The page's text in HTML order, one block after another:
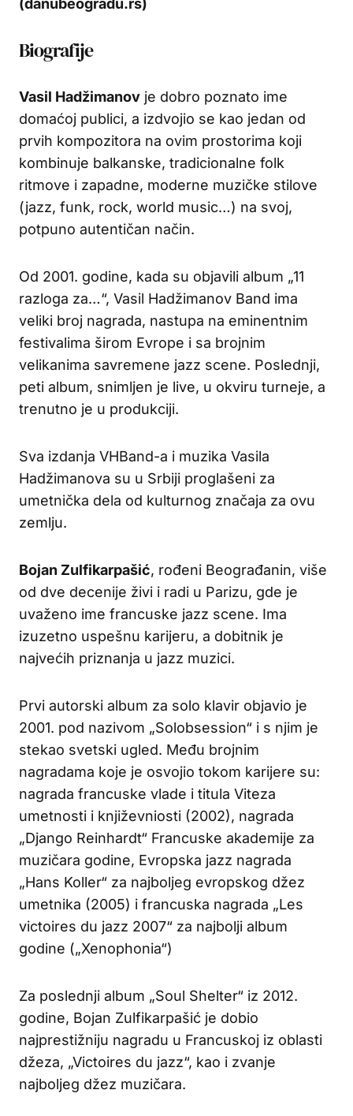
(danubeogradu.rs)
Biografije
Vasil Hadžimanov je dobro poznato ime
domaćoj publici, a izdvojio se kao jedan od
prvih kompozitora na ovim prostorima koji
kombinuje balkanske, tradicionalne folk
ritmove i zapadne, moderne muzičke stilove
(jazz, funk, rock, world music…) na svoj,
potpuno autentičan način.
Od 2001. godine, kada su objavili album „11
razloga za…“, Vasil Hadžimanov Band ima
veliki broj nagrada, nastupa na eminentnim
festivalima širom Evrope i sa brojnim
velikanima savremene jazz scene. Poslednji,
peti album, snimljen je live, u okviru turneje, a
trenutno je u produkciji.
Sva izdanja VHBand-a i muzika Vasila
Hadžimanova su u Srbiji proglašeni za
umetnička dela od kulturnog značaja za ovu
zemlju.
Bojan Zulfikarpašić, rođeni Beograđanin, više
od dve decenije živi i radi u Parizu, gde je
uvaženo ime francuske jazz scene. Ima
izuzetno uspešnu karijeru, a dobitnik je
najvećih priznanja u jazz muzici.
Prvi autorski album za solo klavir objavio je
2001. pod nazivom „Solobsession“ i s njim je
stekao svetski ugled. Među brojnim
nagradama koje je osvojio tokom karijere su:
nagrada francuske vlade i titula Viteza
umetnosti i književniosti (2002), nagrada
„Django Reinhardt“ Francuske akademije za
muzičara godine, Evropska jazz nagrada
„Hans Koller“ za najboljeg evropskog džez
umetnika (2005) i francuska nagrada „Les
victoires du jazz 2007“ za najbolji album
godine („Xenophonia“)
Za poslednji album „Soul Shelter“ iz 2012.
godine, Bojan Zulfikarpašić je dobio
najprestižniju nagradu u Francuskoj iz oblasti
džeza, „Victoires du jazz“, kao i zvanje
najboljeg džez muzičara.